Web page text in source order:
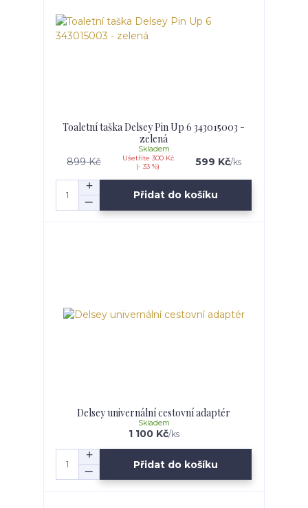
Toaletní taška Delsey Pin Up 6 343015003 -
zelená
899 Kč
Ušetříte 300 Kč
(- 33 %)
599 Kč/ks
Skladem
Přidat do košíku
Delsey univernální cestovní adaptér
1 100 Kč/ks
Skladem
Přidat do košíku